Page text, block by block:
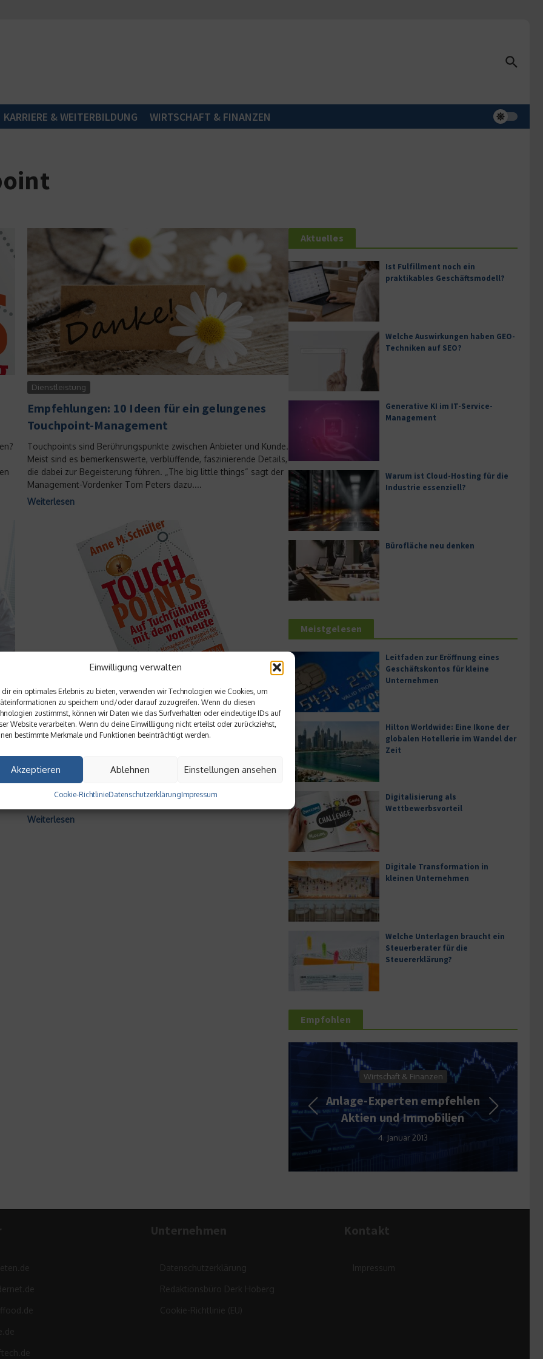
Einwilligung verwalten
dir ein optimales Erlebnis zu bieten, verwenden wir Technologien wie Cookies, um
zu speichern und/oder darauf zuzugreifen. Wenn du diesen
zustimmst, können wir Daten wie das Surfverhalten oder eindeutige IDs auf
Website verarbeiten. Wenn du deine Einwillligung nicht erteilst oder zurückziehst,
bestimmte Merkmale und Funktionen beeinträchtigt werden.
Akzeptieren Ablehnen Einstellungen ansehen
Cookie-RichtlinieDatenschutzerklärungImpressum
KARRIERE & WEITERBILDUNG WIRTSCHAFT & FINANZEN
Dienstleistung
Empfehlungen: 10 Ideen für ein gelungenes
Touchpoint-Management
Touchpoints sind Berührungspunkte zwischen Anbieter und Kunde.
Meist sind es bemerkenswerte, verblüffende, faszinierende Details,
die dabei zur Begeisterung führen. „The big little things“ sagt der
Management-Vordenker Tom Peters dazu....
Weiterlesen
Touchpoint Management – Berührungspunkte
mit den Kunden
Mit den Kunden gemeinsame Berührungspunkte, oder auch
ein erfolgreiches Unternehmen. Bestsellerautorin Anne M.
Schüller erklärt in ihrem neuen Buch die Besonderheiten der
modernen Touchpoints und wie Sie diese für Ihr Unternehmen
Weiterlesen
Aktuelles
Ist Fulfillment noch ein
praktikables Geschäftsmodell?
Welche Auswirkungen haben GEO-
Techniken auf SEO?
Generative KI im IT-Service-
Management
Warum ist Cloud-Hosting für die
Industrie essenziell?
Bürofläche neu denken
Meistgelesen
Leitfaden zur Eröffnung eines
Geschäftskontos für kleine
Unternehmen
Hilton Worldwide: Eine Ikone der
globalen Hotellerie im Wandel der
Zeit
Digitalisierung als
Wettbewerbsvorteil
Digitale Transformation in
kleinen Unternehmen
Welche Unterlagen braucht ein
Steuerberater für die
Steuererklärung?
Empfohlen
Anlage-Experten empfehlen
Aktien und Immobilien
Dienstleistung
Die richtige
Das Auge wartet
Unternehmen
Datenschutzerklärung
Redaktionsbüro Derk Hoberg
Cookie-Richtlinie (EU)
Kontakt
Impressum